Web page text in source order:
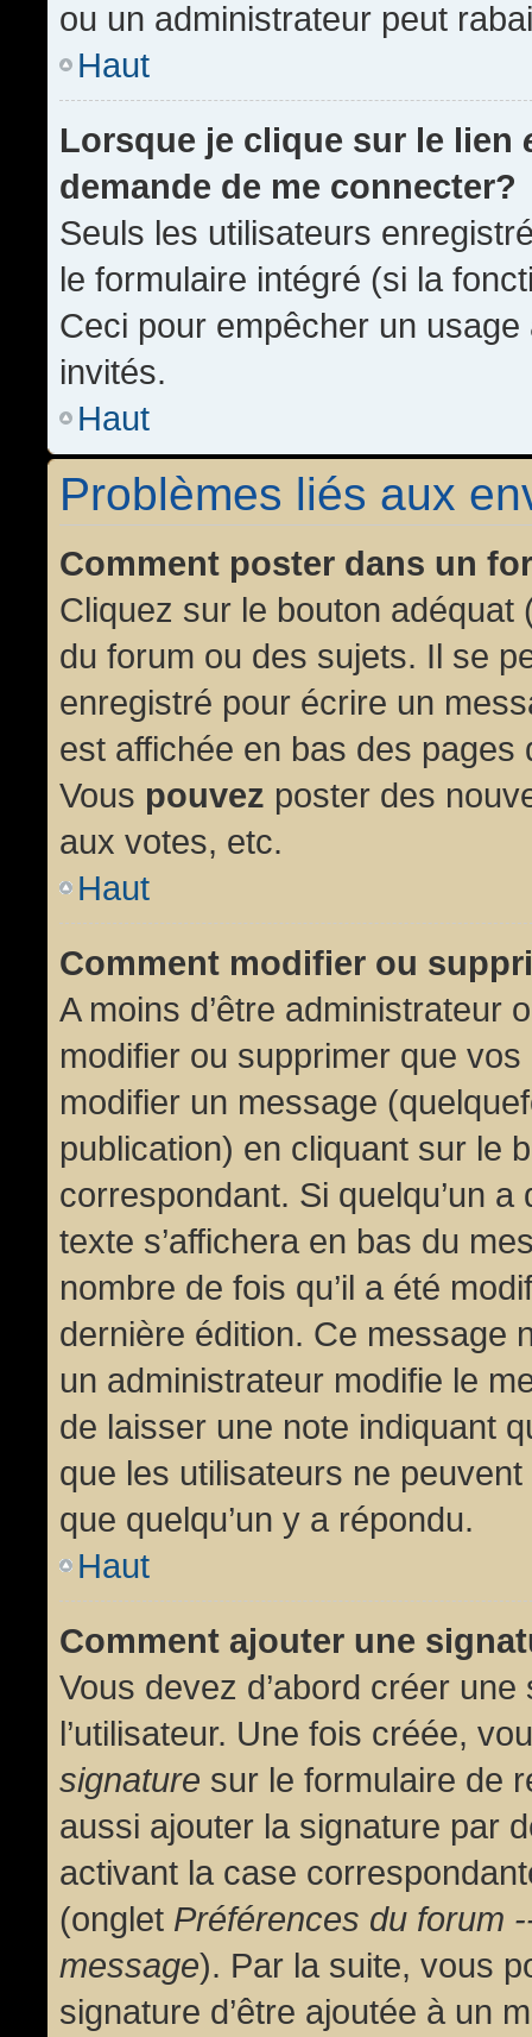
ou un administrateur peut
Haut
Lorsque je clique sur le lien
demande de me connecter?
Seuls les utilisateurs
le formulaire intégré (si la
Ceci pour empêcher un
invités.
Haut
Problèmes liés aux
Comment poster dans un
Cliquez sur le bouton
du forum ou des sujets. Il se
enregistré pour écrire un
est affichée en bas des
Vous pouvez poster des
aux votes, etc.
Haut
Comment modifier ou
A moins d’être administrateur
modifier ou supprimer que
modifier un message
publication) en cliquant sur le
correspondant. Si quelqu’un
texte s’affichera en bas du
nombre de fois qu’il a été
dernière édition. Ce message
un administrateur modifie le
de laisser une note indiquant
que les utilisateurs ne
que quelqu’un y a répondu.
Haut
Comment ajouter une
Vous devez d’abord créer
l’utilisateur. Une fois créée,
signature sur le formulaire de
aussi ajouter la signature par
activant la case
(onglet Préférences du forum
message). Par la suite, vous
signature d’être ajoutée à un